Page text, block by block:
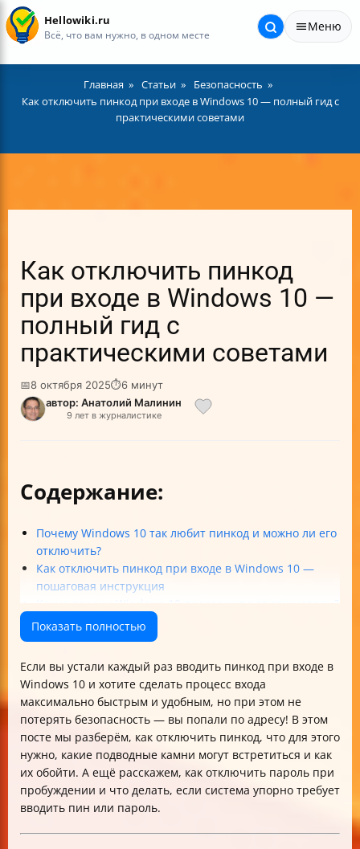
Hellowiki.ru
Всё, что вам нужно, в одном месте
Меню
Главная Статьи
Безопасность
Как отключить пинкод при входе в Windows 10 — полный гид с
практическими советами
Как отключить пинкод
при входе в Windows 10 —
полный гид с
практическими советами
📅8 октября 2025⏱6 минут
автор: Анатолий Малинин
9 лет в журналистике
Содержание:
Почему Windows 10 так любит пинкод и можно ли его
отключить?
Как отключить пинкод при входе в Windows 10 —
пошаговая инструкция
Что делать, если после обновления до Windows 10
версии 2004 запрос пароля не отключается?
Таблица сравнения способов отключения пинкода и
пароля
Важные советы по безопасности
Что делать, если параметры входа заблокированы
политикой организации?
Визуальные подсказки для отключения пинкода
Заключение
Показать полностью
Если вы устали каждый раз вводить пинкод при входе в
Windows 10 и хотите сделать процесс входа
максимально быстрым и удобным, но при этом не
потерять безопасность — вы попали по адресу! В этом
посте мы разберём, как отключить пинкод, что для этого
нужно, какие подводные камни могут встретиться и как
их обойти. А ещё расскажем, как отключить пароль при
пробуждении и что делать, если система упорно требует
вводить пин или пароль.